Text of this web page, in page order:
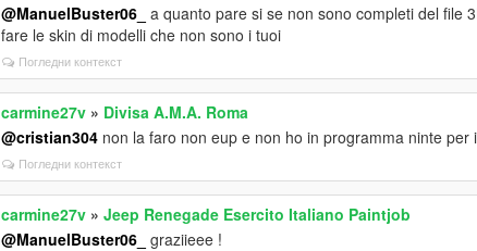
@ManuelBuster06_ a quanto pare si se non sono completi del file
fare le skin di modelli che non sono i tuoi
Погледни контекст
carmine27v » Divisa A.M.A. Roma
@cristian304 non la faro non eup e non ho in programma ninte per
Погледни контекст
carmine27v »Jeep Renegade Esercito Italiano Paintjob
@ManuelBuster06_ graziieee !